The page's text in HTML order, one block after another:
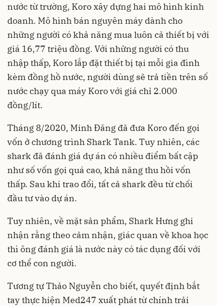
nước từ trường, Koro xây dựng hai mô hình kinh
doanh. Mô hình bán nguyên máy dành cho
những người có khả năng mua luôn cả thiết bị với
giá 16,77 triệu đồng. Với những người có thu
nhập thấp, Koro lắp đặt thiết bị tại mỗi gia đình
kèm đồng hồ nước, người dùng sẽ trả tiền trên số
nước chạy qua máy Koro với giá chỉ 2.000
đồng/lít.
Tháng 8/2020, Minh Đăng đã đưa Koro đến gọi
vốn ở chương trình Shark Tank. Tuy nhiên, các
shark đã đánh giá dự án có nhiều điểm bất cập
như số vốn gọi quá cao, khả năng thu hồi vốn
thấp. Sau khi trao đổi, tất cả shark đều từ chối
đầu tư vào dự án.
Tuy nhiên, về mặt sản phẩm, Shark Hưng ghi
nhận rằng theo cảm nhận, giác quan về khoa học
thì ông đánh giá là nước này có tác dụng đối với
cơ thể con người.
Tương tự Thảo Nguyễn cho biết, quyết định bắt
tay thực hiện Med247 xuất phát từ chính trải